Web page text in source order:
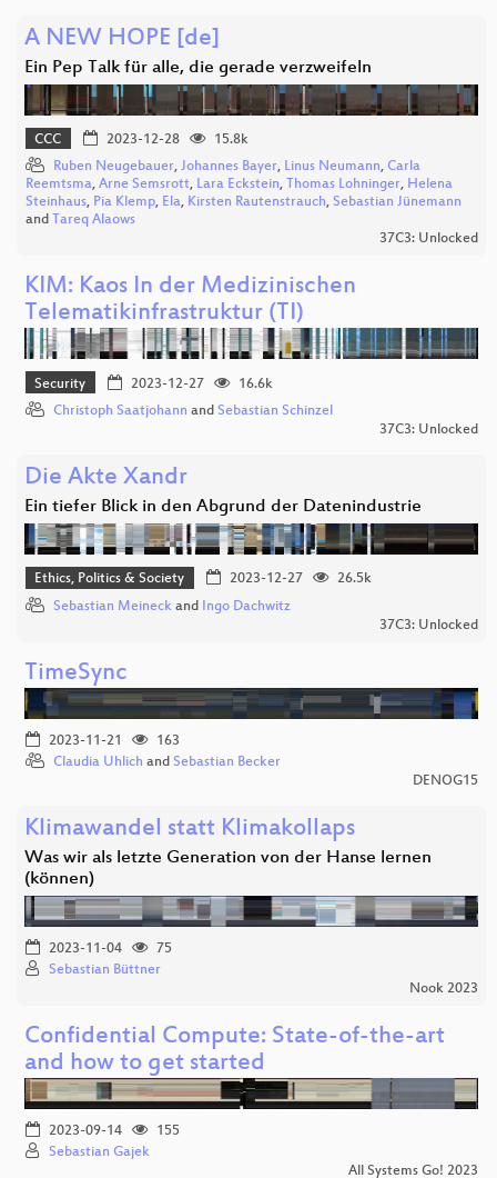
A NEW HOPE [de]
Ein Pep Talk für alle, die gerade verzweifeln
CCC 2023-12-28
15.8k
Ruben Neugebauer, Johannes Bayer, Linus Neumann, Carla
Reemtsma, Arne Semsrott, Lara Eckstein, Thomas Lohninger, Helena
Steinhaus, Pia Klemp, Ela, Kirsten Rautenstrauch, Sebastian Jünemann
and Tareq Alaows
37C3: Unlocked
KIM: Kaos In der Medizinischen
Telematikinfrastruktur (TI)
Security 2023-12-27
16.6k
Christoph Saatjohann and Sebastian Schinzel
37C3: Unlocked
Die Akte Xandr
Ein tiefer Blick in den Abgrund der Datenindustrie
Ethics, Politics & Society 2023-12-27
26.5k
Sebastian Meineck and
Ingo Dachwitz
37C3: Unlocked
TimeSync
2023-11-21
163
Claudia Uhlich and Sebastian Becker
DENOG15
Klimawandel statt Klimakollaps
Was wir als letzte Generation von der Hanse lernen
(können)
2023-11-04
75
Sebastian Büttner
Nook 2023
Confidential Compute: State-of-the-art
and how to get started
2023-09-14
155
Sebastian Gajek
All Systems Go! 2023